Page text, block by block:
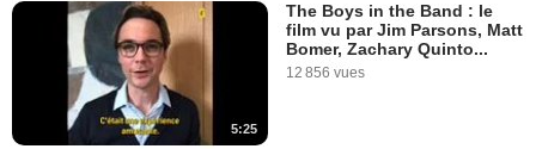
5:25
The Boys in the Band : le
film vu par Jim Parsons, Matt
Bomer, Zachary Quinto...
12 856 vues